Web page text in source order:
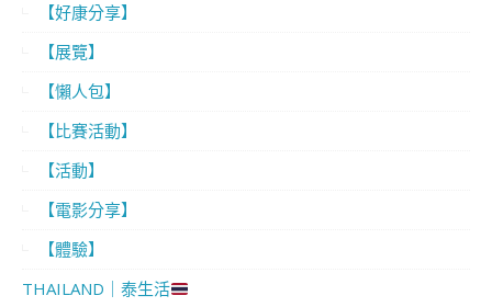
【好康分享】
【展覽】
【懶人包】
【比賽活動】
【活動】
【電影分享】
【體驗】
THAILAND｜泰生活